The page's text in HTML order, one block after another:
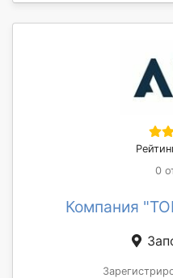
0
Компания